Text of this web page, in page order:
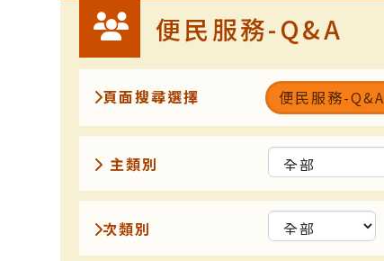
便民服務-Q&A
頁面搜尋選擇 便民服務-Q&A
主類別
次類別